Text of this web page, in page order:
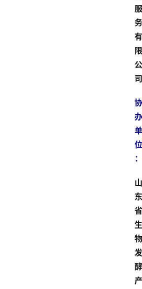
服
务
有
限
公
司
协
办
单
位
：
山
东
省
生
物
发
酵
产